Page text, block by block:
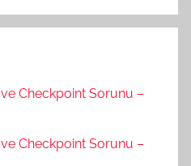
Checkpoint Sorunu –
Checkpoint Sorunu –